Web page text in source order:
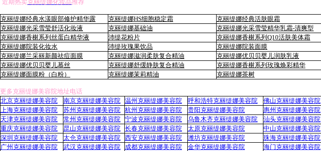
近期热卖克丽缇娜化妆品推荐
克丽缇娜经典水漾眼部修护精华露 克丽缇娜HS细胞稳定霜
克丽缇娜经典活肤眼霜
克丽缇娜光采雪莹舒活化妆液
克丽缇娜基础油
克丽缇娜光采雪莹精华乳霜-清爽型
克丽缇娜香榭系列丝蛋白精华液
沛缇花粉片
克丽缇娜香榭系列Q10活肤美体霜
克丽缇娜院装化妆水
沛缇玫瑰果饮品
克丽缇娜院装面膜
克丽缇娜兰采丽新颜祛痘面膜
克丽缇娜滋润柔肤复合精油
克丽缇娜优贝贝婴儿润肤乳液
克丽缇娜优贝贝婴儿慕丝
克丽缇娜舒缓静肤复合精油
克丽缇娜香榭系列玫瑰焕彩精华
克丽缇娜面膜粉（白粉）
克丽缇娜茉莉精油 克丽缇娜茶树
更多克丽缇娜美容院地址电话
北京克丽缇娜美容院
南京克丽缇娜美容院 温州克丽缇娜美容院 呼和浩特克丽缇娜美容院
佛山克丽缇娜美容院
上海克丽缇娜美容院
苏州克丽缇娜美容院 杭州克丽缇娜美容院 贵阳克丽缇娜美容院
惠州克丽缇娜美容院
天津克丽缇娜美容院
常州克丽缇娜美容院 宁波克丽缇娜美容院 乌鲁木齐克丽缇娜美容院
汕头克丽缇娜美容院
重庆克丽缇娜美容院
昆山克丽缇娜美容院 长春克丽缇娜美容院 太原克丽缇娜美容院
中山克丽缇娜美容院
深圳克丽缇娜美容院
太仓克丽缇娜美容院 西安克丽缇娜美容院 潍坊克丽缇娜美容院
珠海克丽缇娜美容院
广州克丽缇娜美容院
武汉克丽缇娜美容院 成都克丽缇娜美容院 金华克丽缇娜美容院
海门克丽缇娜美容院